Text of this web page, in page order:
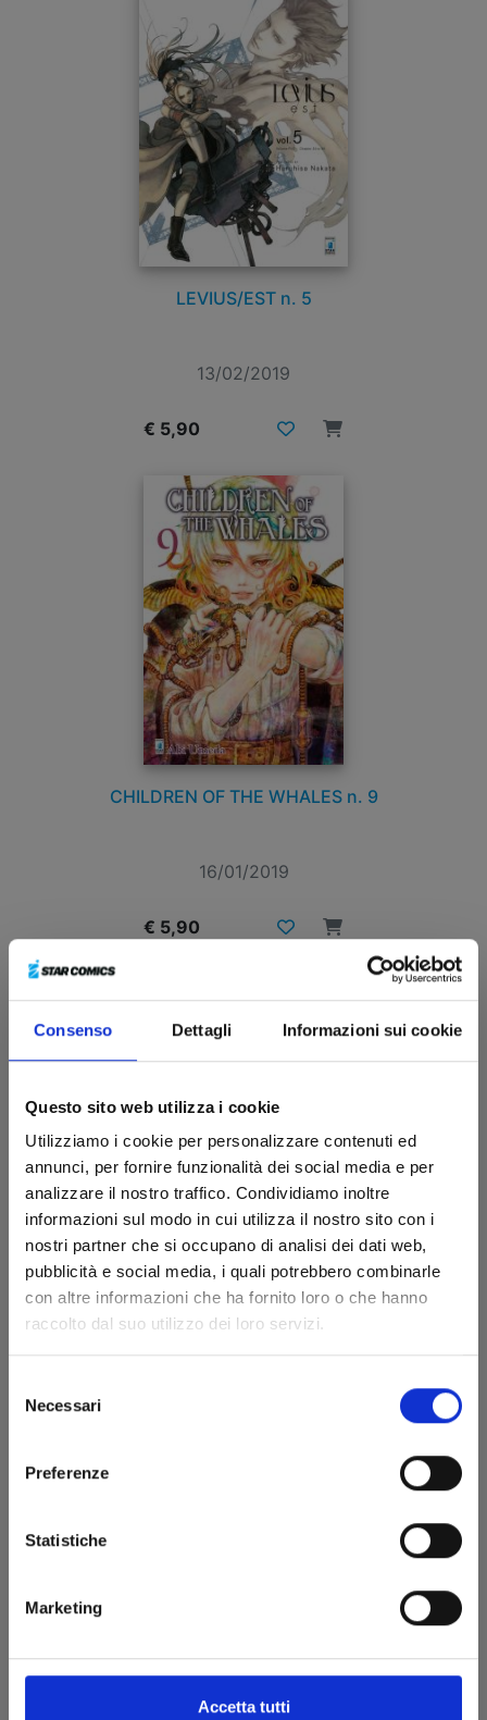
Consenso Dettagli Informazioni sui cookie
Questo sito web utilizza i cookie
Utilizziamo i cookie per personalizzare contenuti ed
annunci, per fornire funzionalità dei social media e per
analizzare il nostro traffico. Condividiamo inoltre
informazioni sul modo in cui utilizza il nostro sito con i
nostri partner che si occupano di analisi dei dati web,
pubblicità e social media, i quali potrebbero combinarle
con altre informazioni che ha fornito loro o che hanno
raccolto dal suo utilizzo dei loro servizi.
delNecessari
Preferenze
Statistiche
Marketing
Accetta tutti
LEVIUS/EST n. 5
13/02/2019
€ 5,90
CHILDREN OF THE WHALES n. 9
16/01/2019
€ 5,90
THE ANCIENT MAGUS BRIDE n. 9